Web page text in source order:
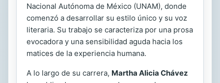
Nacional Autónoma de México (UNAM), donde
comenzó a desarrollar su estilo único y su voz
literaria. Su trabajo se caracteriza por una prosa
evocadora y una sensibilidad aguda hacia los
matices de la experiencia humana.
A lo largo de su carrera, Martha Alicia Chávez